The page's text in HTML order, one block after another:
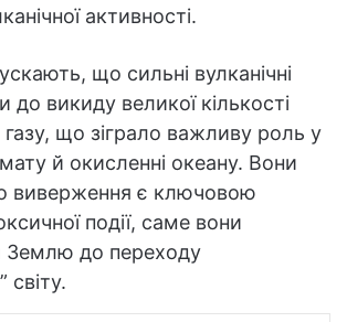
активності.
що сильні вулканічні
до викиду великої кількості
газу, що зіграло важливу роль у
й окисленні океану. Вони
виверження є ключовою
події, саме вони
Землю до переходу
світу.